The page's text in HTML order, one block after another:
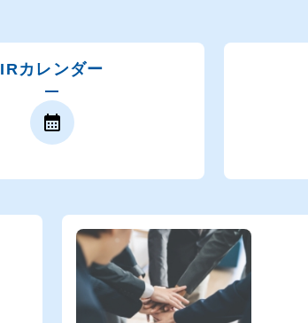
email お問合せフォーム
IRカレンダー
calendar_month